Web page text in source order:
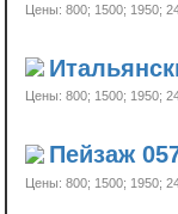
Цены: 800; 1500; 1950;
Цены: 800; 1500; 1950;
Пейзаж
Цены: 800; 1500; 1950;